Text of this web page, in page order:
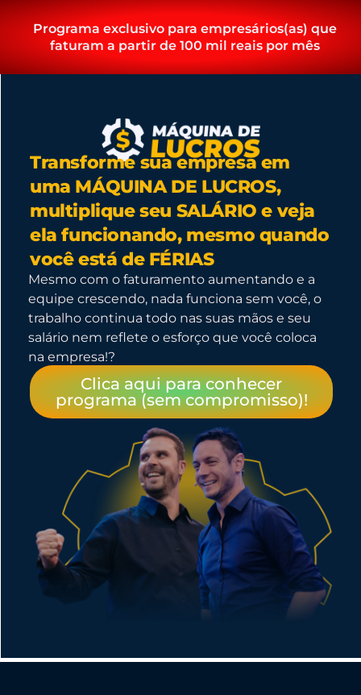
Programa exclusivo para empresários(as) que
faturam a partir de 100 mil reais por mês
Transforme sua empresa em
uma MÁQUINA DE LUCROS,
multiplique seu SALÁRIO e veja
ela funcionando, mesmo quando
você está de FÉRIAS
Mesmo com o faturamento aumentando e a
equipe crescendo, nada funciona sem você, o
trabalho continua todo nas suas mãos e seu
salário nem reflete o esforço que você coloca
na empresa!?
Clica aqui para conhecer
programa (sem compromisso)!